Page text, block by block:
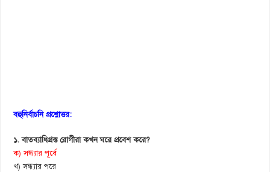
বহুনির্বাচনি প্রশ্নোত্তর:
১. বাতব্যাধিগ্রস্ত রোগীরা কখন ঘরে প্রবেশ করে?
ক) সন্ধ্যার পূর্বে
খ) সন্ধ্যার পরে